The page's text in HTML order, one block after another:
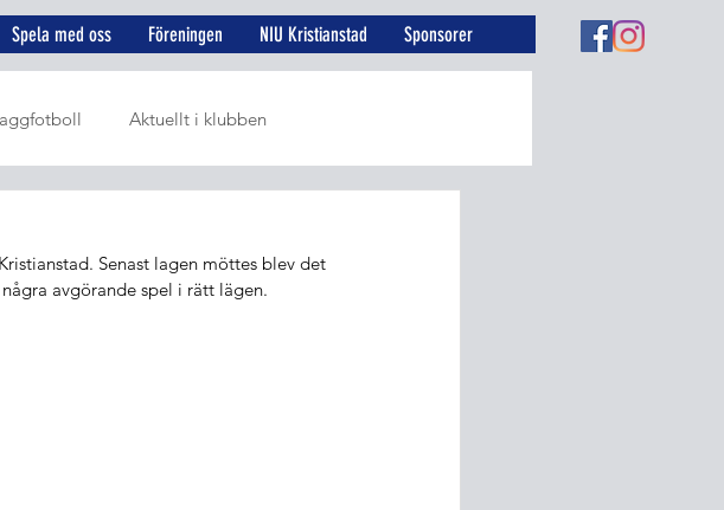
Spela med oss Föreningen NIU Kristianstad Sponsorer
Aktuellt i klubben
Senast lagen möttes blev det
avgörande spel i rätt lägen.